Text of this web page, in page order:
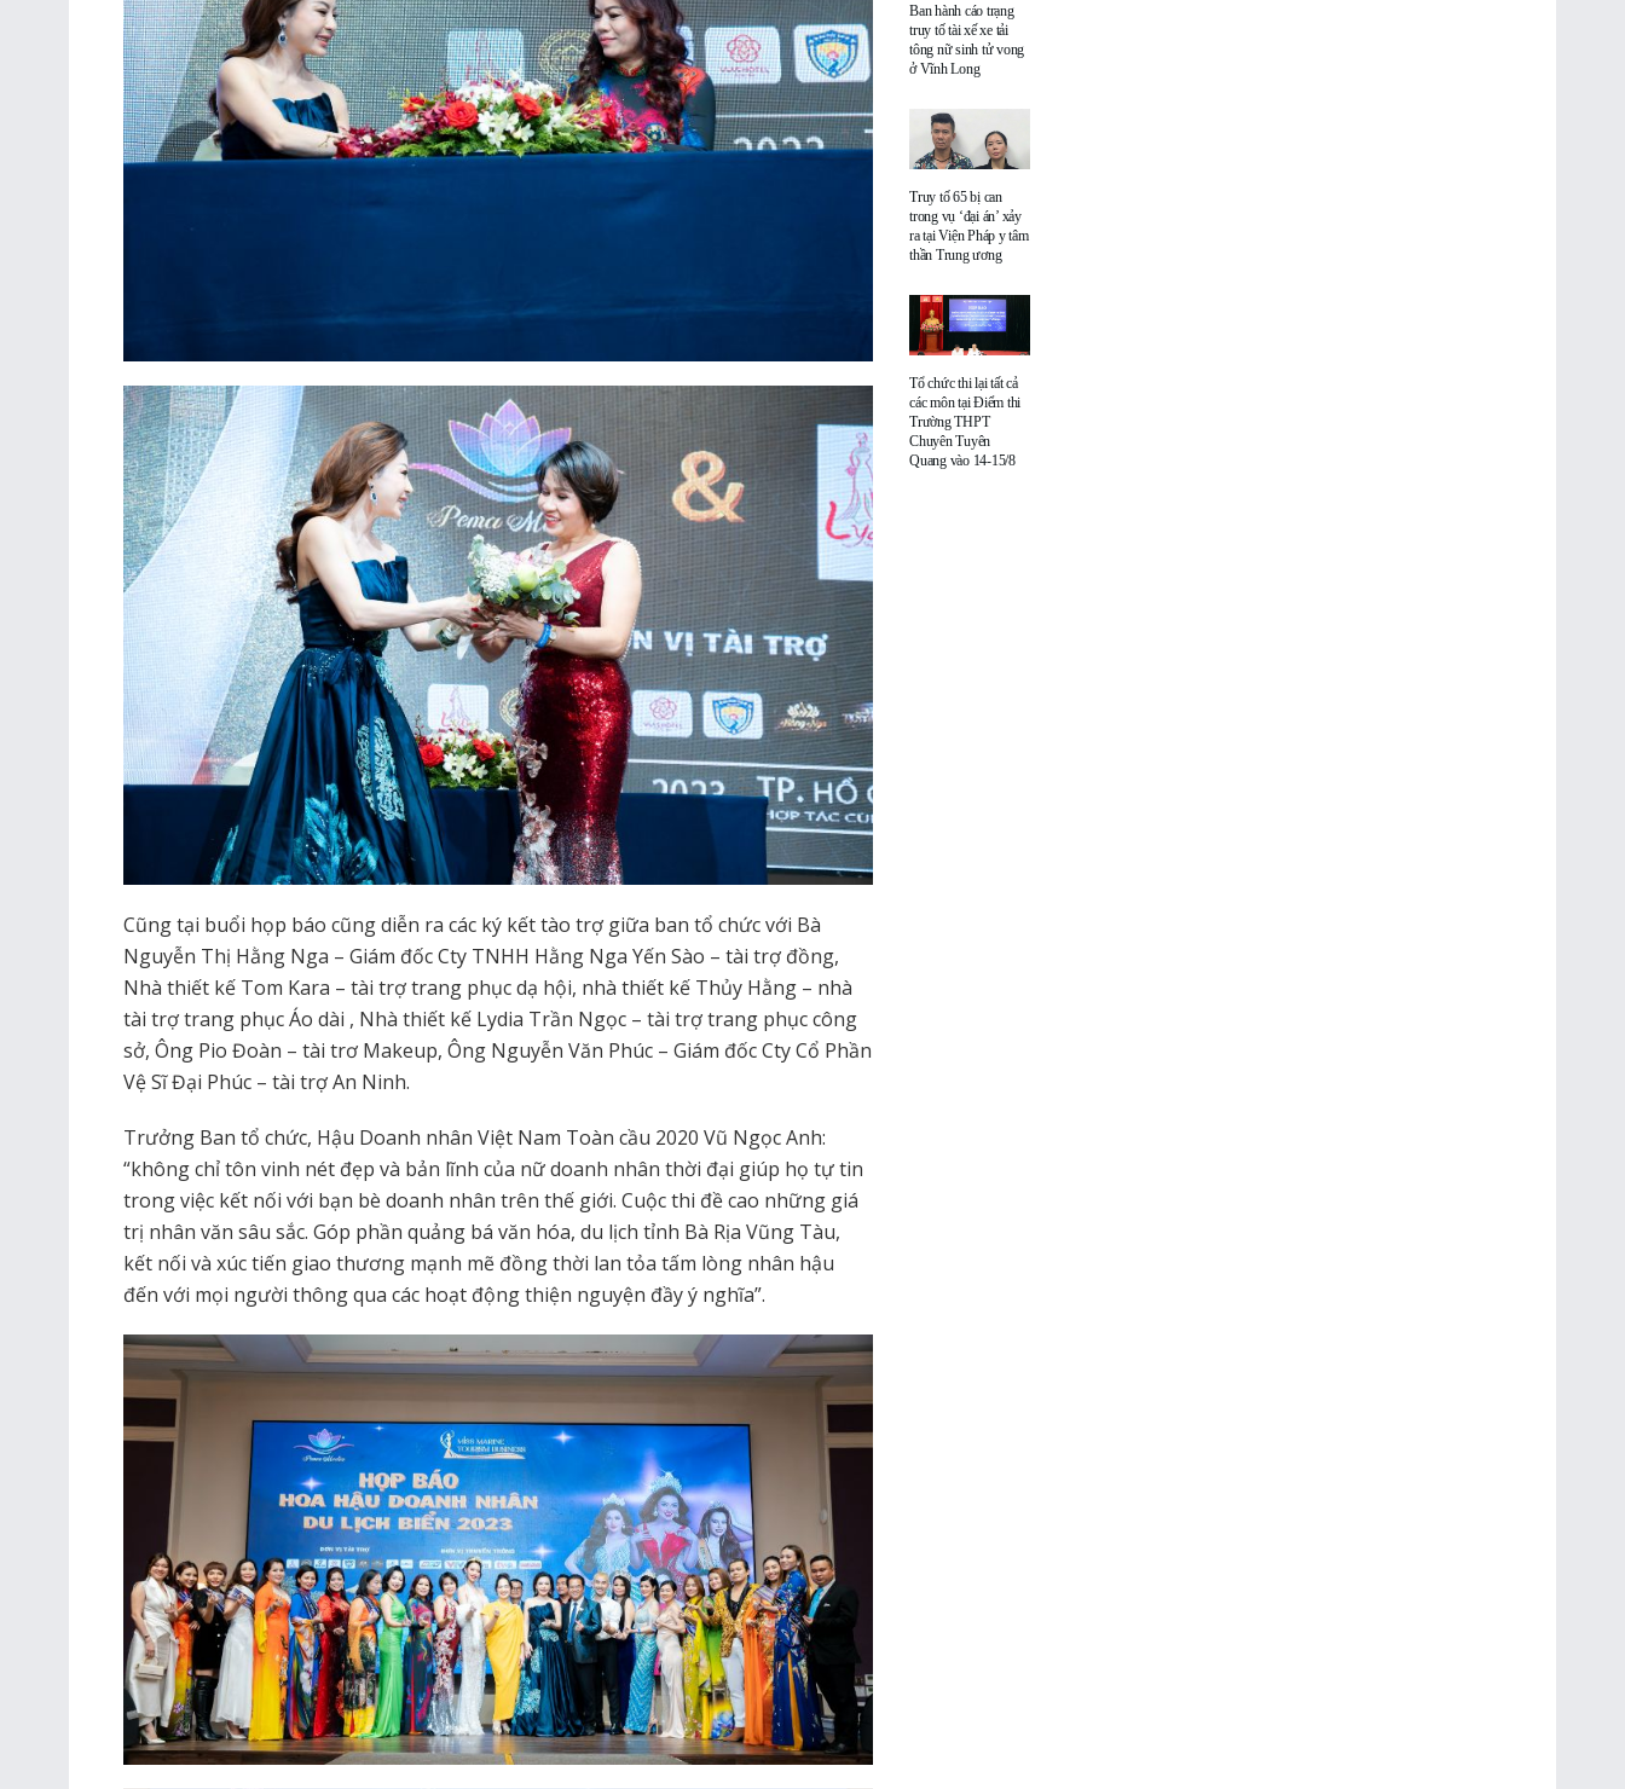
Cũng tại buổi họp báo cũng diễn ra các ký kết tào trợ giữa ban tổ chức với Bà
Nguyễn Thị Hằng Nga – Giám đốc Cty TNHH Hằng Nga Yến Sào – tài trợ đồng,
Nhà thiết kế Tom Kara – tài trợ trang phục dạ hội, nhà thiết kế Thủy Hằng – nhà
tài trợ trang phục Áo dài , Nhà thiết kế Lydia Trần Ngọc – tài trợ trang phục công
sở, Ông Pio Đoàn – tài trơ Makeup, Ông Nguyễn Văn Phúc – Giám đốc Cty Cổ Phần
Vệ Sĩ Đại Phúc – tài trợ An Ninh.
Trưởng Ban tổ chức, Hậu Doanh nhân Việt Nam Toàn cầu 2020 Vũ Ngọc Anh:
“không chỉ tôn vinh nét đẹp và bản lĩnh của nữ doanh nhân thời đại giúp họ tự tin
trong việc kết nối với bạn bè doanh nhân trên thế giới. Cuộc thi đề cao những giá
trị nhân văn sâu sắc. Góp phần quảng bá văn hóa, du lịch tỉnh Bà Rịa Vũng Tàu,
kết nối và xúc tiến giao thương mạnh mẽ đồng thời lan tỏa tấm lòng nhân hậu
đến với mọi người thông qua các hoạt động thiện nguyện đầy ý nghĩa”.
Ban hành cáo trạng
truy tố tài xế xe tải
tông nữ sinh tử vong
ở Vĩnh Long
Truy tố 65 bị can
trong vụ ‘đại án’ xảy
ra tại Viện Pháp y tâm
thần Trung ương
Tổ chức thi lại tất cả
các môn tại Điểm thi
Trường THPT
Chuyên Tuyên
Quang vào 14-15/8